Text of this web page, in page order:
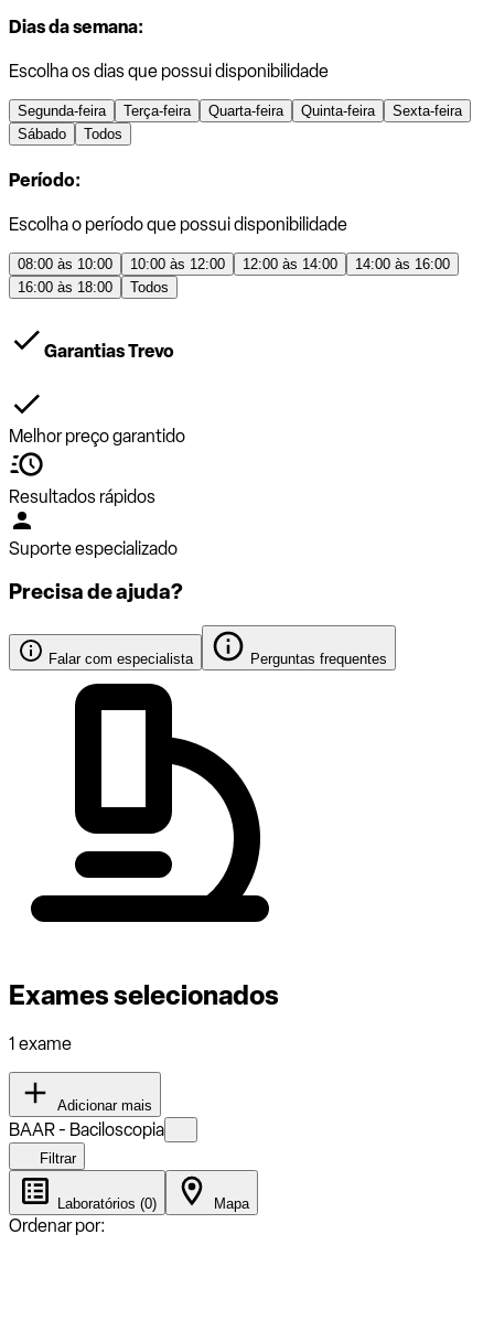
Dias da semana:
Escolha os dias que possui disponibilidade
Segunda-feira Terça-feira Quarta-feira Quinta-feira
Sexta-feira
Sábado
Todos
Período:
Escolha o período que possui disponibilidade
08:00 às 10:00 10:00 às 12:00 12:00 às 14:00
14:00 às 16:00
16:00 às 18:00
Todos
Garantias Trevo
Melhor preço garantido
Resultados rápidos
Suporte especializado
Precisa de ajuda?
Falar com especialista Perguntas frequentes
Exames selecionados
1 exame
Adicionar mais
BAAR - Baciloscopia
Filtrar
Laboratórios (0) Mapa
Ordenar por: